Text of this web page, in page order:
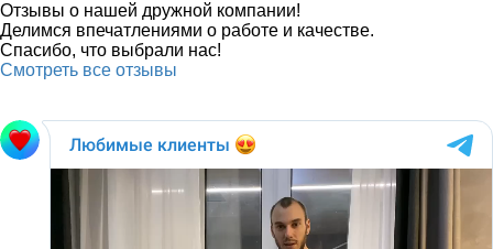
Отзывы о нашей дружной компании!
Делимся впечатлениями о работе и качестве.
Спасибо, что выбрали нас!
Смотреть все отзывы